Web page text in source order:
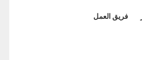
فريق العمل